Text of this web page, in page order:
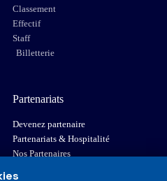
Classement
Effectif
Staff
Billetterie
Partenariats
Devenez partenaire
Partenariats & Hospitalité
Nos Partenaires